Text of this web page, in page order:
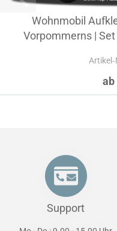
Wohnmobil
Vorpommerns |
ab
Support